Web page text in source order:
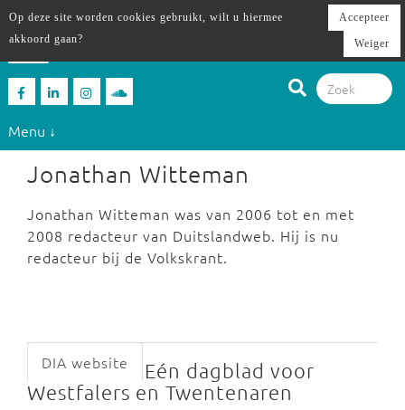
Menu ↓
Jonathan Witteman
Jonathan Witteman was van 2006 tot en met
2008 redacteur van Duitslandweb. Hij is nu
redacteur bij de Volkskrant.
DIA website
Eén dagblad voor
Westfalers en Twentenaren
Op deze site worden cookies gebruikt, wilt u hiermee
akkoord gaan?
Accepteer
Weiger